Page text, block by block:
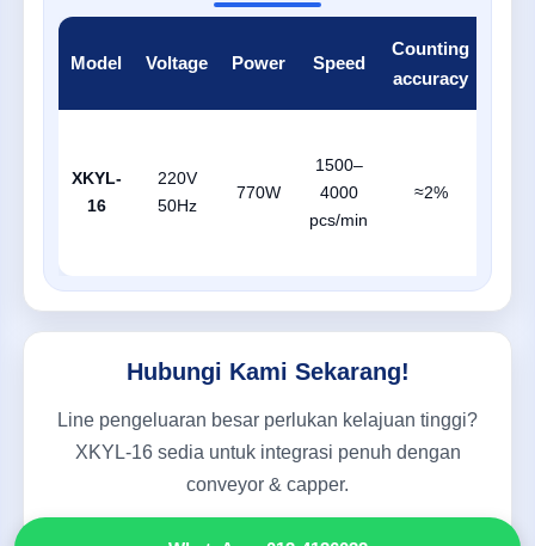
Model Voltage Power Speed
Counting
accuracy
XKYL-
16
220V
50Hz
770W
1500–
4000
pcs/min
≈2%
Hubungi Kami Sekarang!
Line pengeluaran besar perlukan kelajuan tinggi?
XKYL-16 sedia untuk integrasi penuh dengan
conveyor & capper.